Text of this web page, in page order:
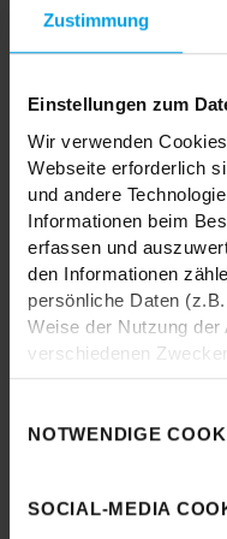
Zustimmung
Einstellungen zum
Wir verwenden
Webseite erforderlich
und andere
Informationen beim
erfassen und
den Informationen
persönliche Daten
Weise der Nutzung der
verschiedenen
anonymisiert für
Marketing Cookies
Werbung anzuzeigen.
es, eine Verbindung zu
NOTWENDIGE
SOCIAL-MEDIA
Wie wäre es mit einer
In unseren Stores findest
Durch das